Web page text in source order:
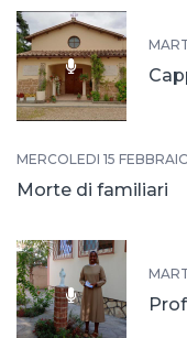
MERCOLEDÌ 15
Morte di familiari